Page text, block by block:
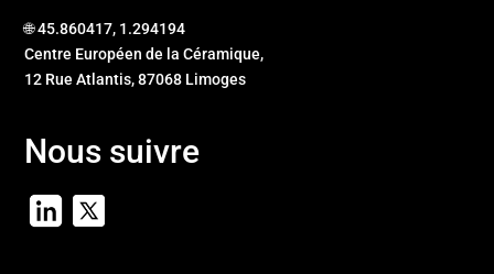
🌐 45.860417, 1.294194
Centre Européen de la Céramique,
12 Rue Atlantis, 87068 Limoges
Nous suivre